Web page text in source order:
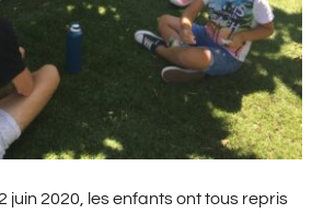
juin 2020, les enfants ont tous repris